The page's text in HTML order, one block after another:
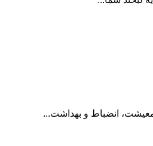
انضباط و بهداشت...